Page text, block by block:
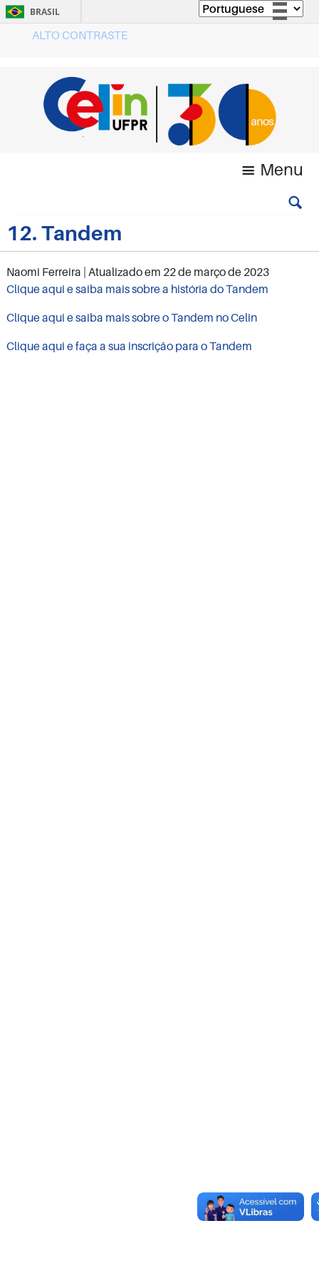
BRASIL
Acesso à informação
Legislação
Canais
ALTO CONTRASTE
Menu
12. Tandem
Naomi Ferreira | Atualizado em 22 de março de 2023
Clique aqui e saiba mais sobre a história do Tandem
Clique aqui e saiba mais sobre o Tandem no Celin
Clique aqui e faça a sua inscrição para o Tandem